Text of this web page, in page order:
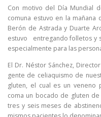
Con motivo del Día Mundial
comuna estuvo en la
Berón de Astrada y Duarte
estuvo entregando folletos y
especialmente para las
El Dr. Néstor Sánchez,
gente de celiaquismo de
gluten, el cual es un veneno
coma un bocado de gluten
tres y seis meses de